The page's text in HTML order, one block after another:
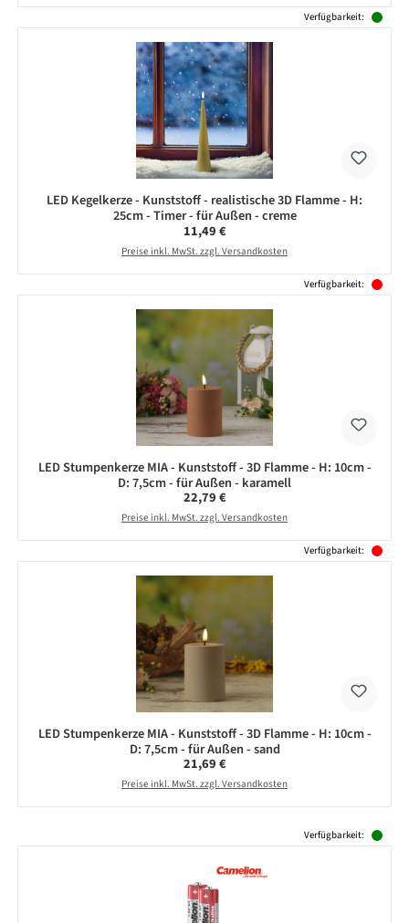
Verfügbarkeit:
LED Kegelkerze - Kunststoff - realistische 3D Flamme - H:
25cm - Timer - für Außen - creme
Regulärer Preis:
11,49 €
Preise inkl. MwSt. zzgl. Versandkosten
Verfügbarkeit:
LED Stumpenkerze MIA - Kunststoff - 3D Flamme - H: 10cm -
D: 7,5cm - für Außen - karamell
Regulärer Preis:
22,79 €
Preise inkl. MwSt. zzgl. Versandkosten
Verfügbarkeit:
LED Stumpenkerze MIA - Kunststoff - 3D Flamme - H: 10cm -
D: 7,5cm - für Außen - sand
Regulärer Preis:
21,69 €
Preise inkl. MwSt. zzgl. Versandkosten
Verfügbarkeit: